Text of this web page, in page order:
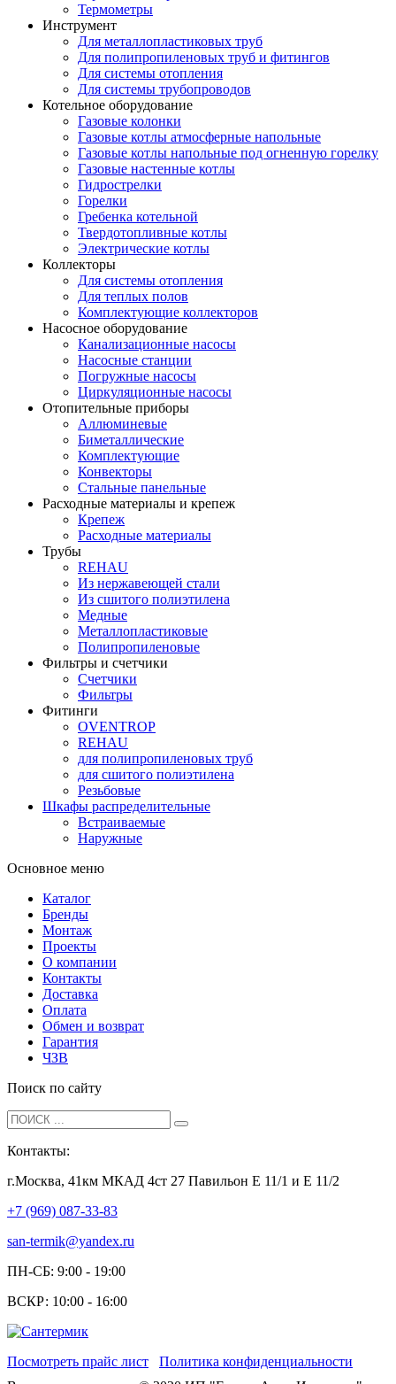
Термометры
Инструмент
Для металлопластиковых труб
Для полипропиленовых труб и фитингов
Для системы отопления
Для системы трубопроводов
Котельное оборудование
Газовые колонки
Газовые котлы атмосферные напольные
Газовые котлы напольные под огненную горелку
Газовые настенные котлы
Гидрострелки
Горелки
Гребенка котельной
Твердотопливные котлы
Электрические котлы
Коллекторы
Для системы отопления
Для теплых полов
Комплектующие коллекторов
Насосное оборудование
Канализационные насосы
Насосные станции
Погружные насосы
Циркуляционные насосы
Отопительные приборы
Аллюминевые
Биметаллические
Комплектующие
Конвекторы
Стальные панельные
Расходные материалы и крепеж
Крепеж
Расходные материалы
Трубы
REHAU
Из нержавеющей стали
Из сшитого полиэтилена
Медные
Металлопластиковые
Полипропиленовые
Фильтры и счетчики
Счетчики
Фильтры
Фитинги
OVENTROP
REHAU
для полипропиленовых труб
для сшитого полиэтилена
Резьбовые
Шкафы распределительные
Встраиваемые
Наружные
Основное меню
Каталог
Бренды
Монтаж
Проекты
О компании
Контакты
Доставка
Оплата
Обмен и возврат
Гарантия
ЧЗВ
Поиск по сайту
Контакты:
г.Москва, 41км МКАД 4ст 27 Павильон Е 11/1 и Е 11/2
+7 (969) 087-33-83
san-termik@yandex.ru
ПН-СБ: 9:00 - 19:00
ВСКР: 10:00 - 16:00
Посмотреть прайс лист
Политика конфиденциальности